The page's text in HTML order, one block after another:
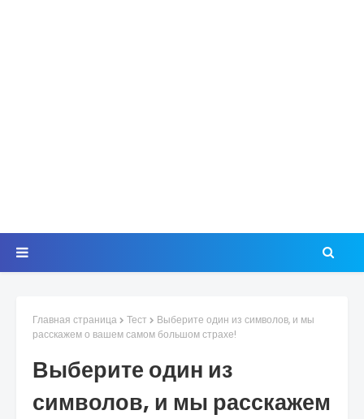
Главная страница Тест
Выберите один из символов, и мы
расскажем о вашем самом большом страхе!
Выберите один из
символов, и мы расскажем